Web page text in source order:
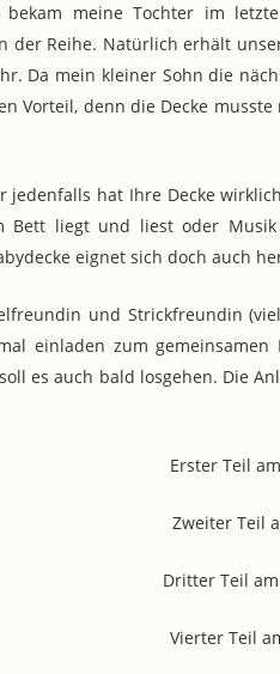
bekam meine Tochter im
der Reihe. Natürlich erhält
Da mein kleiner Sohn die
Vorteil, denn die Decke
jedenfalls hat Ihre Decke
Bett liegt und liest oder
eignet sich doch auch
und Strickfreundin
einladen zum
es auch bald losgehen. Die
Erster Teil
Zweiter Teil
Dritter Teil
Vierter Teil